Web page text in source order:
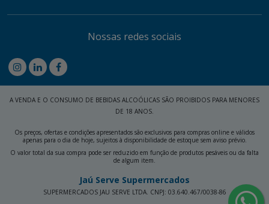
Nossas redes sociais
A VENDA E O CONSUMO DE BEBIDAS ALCOÓLICAS SÃO PROIBIDOS PARA MENORES
DE 18 ANOS.
Os preços, ofertas e condições apresentados são exclusivos para compras online e válidos
apenas para o dia de hoje, sujeitos à disponibilidade de estoque sem aviso prévio.
O valor total da sua compra pode ser reduzido em função de produtos pesáveis ou da falta
de algum item.
Jaú Serve Supermercados
SUPERMERCADOS JAU SERVE LTDA. CNPJ: 03.640.467/0038-86